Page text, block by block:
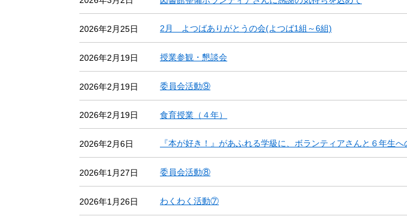
2026年2月25日 2月 よつばありがとうの会(よつば1組～6組)
2026年2月19日 授業参観・懇談会
2026年2月19日 委員会活動⑨
2026年2月19日 食育授業（４年）
2026年2月6日 『本が好き！』があふれる学級に、ボランティアさんと６年生へ
2026年1月27日 委員会活動⑧
2026年1月26日 わくわく活動⑦